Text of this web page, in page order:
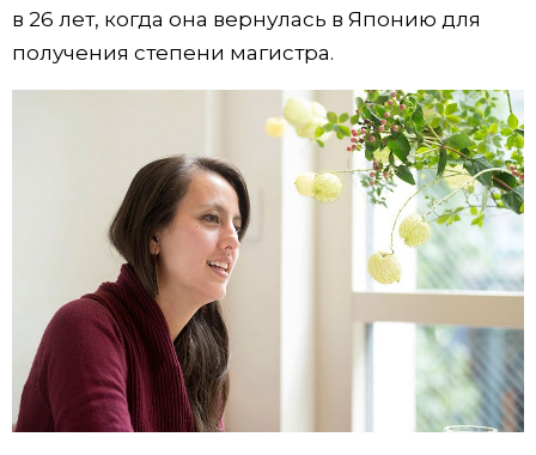
в 26 лет, когда она вернулась в Японию для
получения степени магистра.